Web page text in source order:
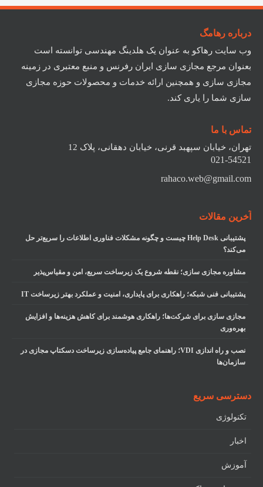
درباره رهامگ
وب سایت رهاکو به عنوان یک هلدینگ مهندسی توانسته است
بعنوان مرجع مجازی سازی ایران رفرنس و منبع معتبری در زمینه
مجازی سازی و همچنین ارائه خدمات و محصولات حوزه مجازی
سازی شما را یاری کند.
تماس با ما
تهران، خیابان سپهبد قرنی، خیابان دهقانی، پلاک 12
021-54521
rahaco.web@gmail.com
آخرین مقالات
پشتیبانی Help Desk چیست و چگونه مشکلات فناوری اطلاعات را سریع‌تر حل
می‌کند؟
مشاوره مجازی سازی؛ نقطه شروع یک زیرساخت سریع، امن و مقیاس‌پذیر
پشتیبانی فنی شبکه؛ راهکاری برای پایداری، امنیت و عملکرد بهتر زیرساخت IT
مجازی سازی برای شرکت‌ها؛ راهکاری هوشمند برای کاهش هزینه‌ها و افزایش
بهره‌وری
نصب و راه اندازی VDI؛ راهنمای جامع پیاده‌سازی زیرساخت دسکتاپ مجازی در
سازمان‌ها
دسترسی سریع
تکنولوژی
اخبار
آموزش